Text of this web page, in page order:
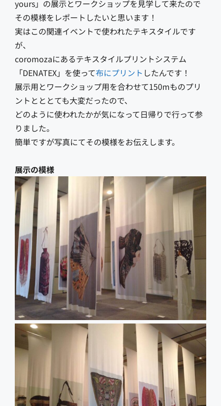
yours」の展示とワークショップを見学して来たので
その模様をレポートしたいと思います！
実はこの関連イベントで使われたテキスタイルです
が、
coromozaにあるテキスタイルプリントシステム
「DENATEX」を使って布にプリント したんです！
展示用とワークショップ用を合わせて150mものプリ
ントとととても大変だったので、
どのように使われたかが気になって日帰りで行って参
りました。
簡単ですが写真にてその模様をお伝えします。
展示の模様